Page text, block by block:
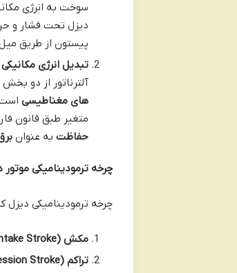
سوخت به انرژی
دیزل تحت فشار و
پیستون از طریق
تبدیل انرژی مکانیکی
آلترناتور از دو
های مغناطیسی
متغیر طبق قانون
حفاظت به عنوان
چرخه ترمودینامیکی موتور
چرخه ترمودینامیکی
مکش (Intake Stroke)
تراکم (Compression Stroke)